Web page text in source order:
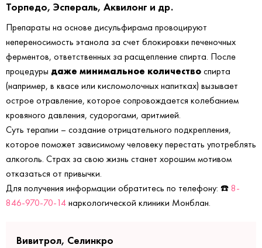
Торпедо, Эспераль, Аквилонг и др.
Препараты на основе дисульфирама провоцируют
непереносимость этанола за счет блокировки печеночных
ферментов, ответственных за расщепление спирта. После
процедуры даже минимальное количество спирта
(например, в квасе или кисломолочных напитках) вызывает
острое отравление, которое сопровождается колебанием
кровяного давления, судорогами, аритмией.
Суть терапии – создание отрицательного подкрепления,
которое поможет зависимому человеку перестать употреблять
алкоголь. Страх за свою жизнь станет хорошим мотивом
отказаться от привычки.
Для получения информации обратитесь по телефону: ☎️ 8-
846-970-70-14 наркологической клиники Монблан.
Вивитрол, Селинкро